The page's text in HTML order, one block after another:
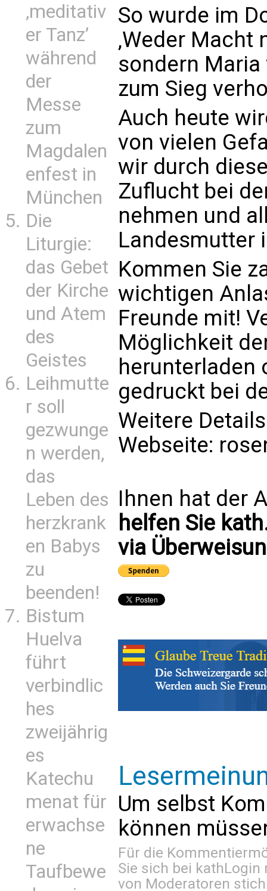
‚meditativ
er Tanz’
während
der
Messe
zum
Magdalen
enfest in
München
Die
Liturgie:
das Gebet
der Kirche
und Atem
des
Geistes
Leihmutte
r soll
gezwunge
n werden,
das
Leben des
herzkrank
en Babys
zu
beenden!
Bistum
Huelva
führt
verbindlic
hes
zweijährig
es
Katechu
menat für
erwachse
ne
Taufbewe
So wurde im
‚Weder Macht
sondern
zum Sieg
Auch heute
von vielen
wir durch
Zuflucht bei
nehmen und
Landesmutter
Kommen Sie
wichtigen
Freunde mit!
Möglichkeit
herunterladen
gedruckt bei
Weitere
Webseite:
Ihnen hat der
helfen Sie
via
Um selbst
können
Für die
Sie sich bei kathLogin
von Moderatoren